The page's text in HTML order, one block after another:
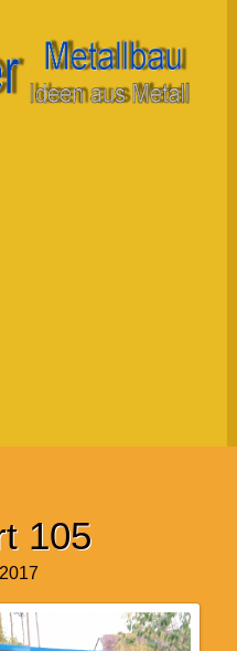
105